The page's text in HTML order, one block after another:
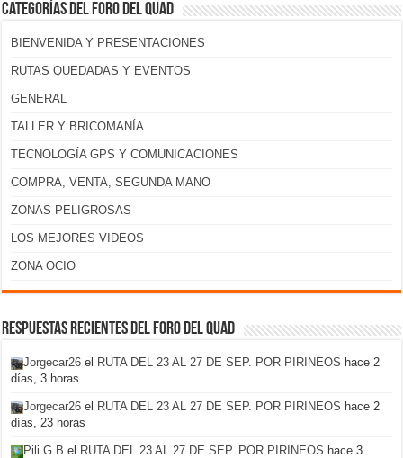
Categorías del foro del Quad
BIENVENIDA Y PRESENTACIONES
RUTAS QUEDADAS Y EVENTOS
GENERAL
TALLER Y BRICOMANÍA
TECNOLOGÍA GPS Y COMUNICACIONES
COMPRA, VENTA, SEGUNDA MANO
ZONAS PELIGROSAS
LOS MEJORES VIDEOS
ZONA OCIO
Respuestas recientes del foro del Quad
Jorgecar26 el RUTA DEL 23 AL 27 DE SEP. POR PIRINEOS hace 2
días, 3 horas
Jorgecar26 el RUTA DEL 23 AL 27 DE SEP. POR PIRINEOS hace 2
días, 23 horas
Pili G B el RUTA DEL 23 AL 27 DE SEP. POR PIRINEOS hace 3